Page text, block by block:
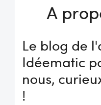
A
Le blog de
Idéematic
nous,
!